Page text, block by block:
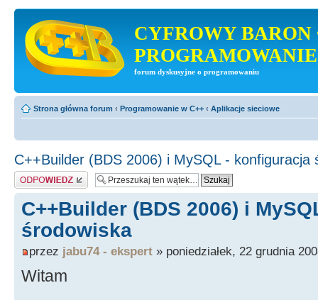
CYFROWY BARON
PROGRAMOWANIE
forum dyskusyjne o programowaniu
Strona główna forum ‹ Programowanie w C++ ‹ Aplikacje sieciowe
C++Builder (BDS 2006) i MySQL - konfiguracja
Odpowiedz
C++Builder (BDS 2006) i
środowiska
przez jabu74 - ekspert » poniedziałek, 22 grudnia
Witam